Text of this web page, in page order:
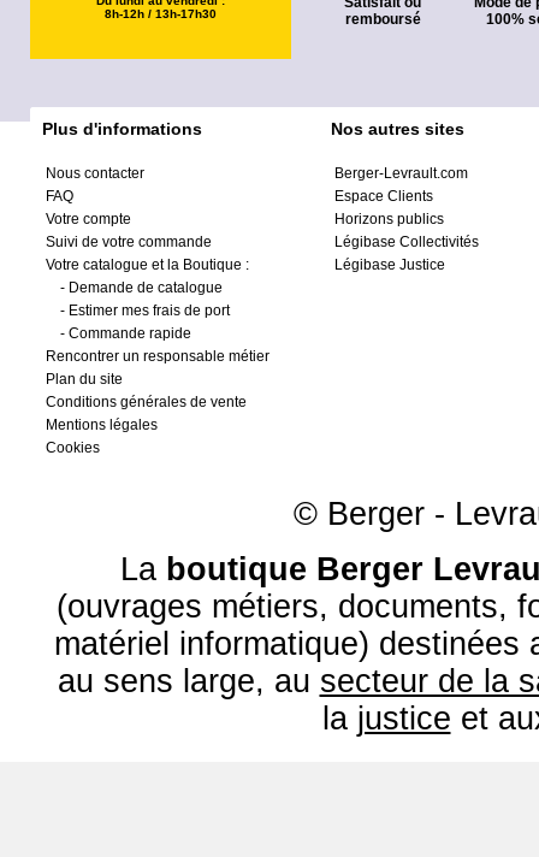
8h-12h / 13h-17h30
remboursé
100%
Plus d'informations
Nous contacter
FAQ
Votre compte
Suivi de votre commande
Votre catalogue et la Boutique :
- Demande de catalogue
- Estimer mes frais de port
- Commande rapide
Rencontrer un responsable métier
Plan du site
Conditions générales de vente
Mentions légales
Cookies
Nos autres sites
Berger-Levrault.com
Espace Clients
Horizons publics
Légibase Collectivités
Légibase Justice
© Berger -
La boutique Berger
(ouvrages métiers, documents,
matériel informatique) destinées
au sens large, au secteur de la
la justice et